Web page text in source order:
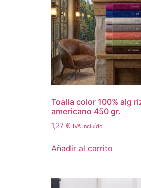
Toalla color 100% alg
americano 450 gr.
1,27 € IVA incluído
Añadir al carrito